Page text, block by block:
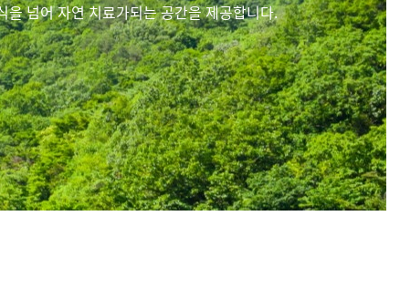
넘어 자연 치료가되는 공간을 제공합니다.